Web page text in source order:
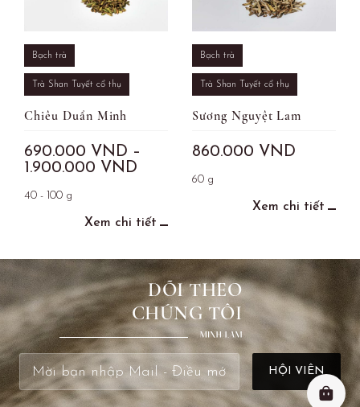
Bạch trà
Trà Shan Tuyết cổ thụ
Chiêu Duẩn Minh
690.000 VND –
1.900.000 VND
40 - 100 g
Xem chi tiết
Bạch trà
Trà Shan Tuyết cổ thụ
Sương Nguyệt Lam
860.000 VND
60 g
Xem chi tiết
DÕI THEO
CHÚNG TÔI